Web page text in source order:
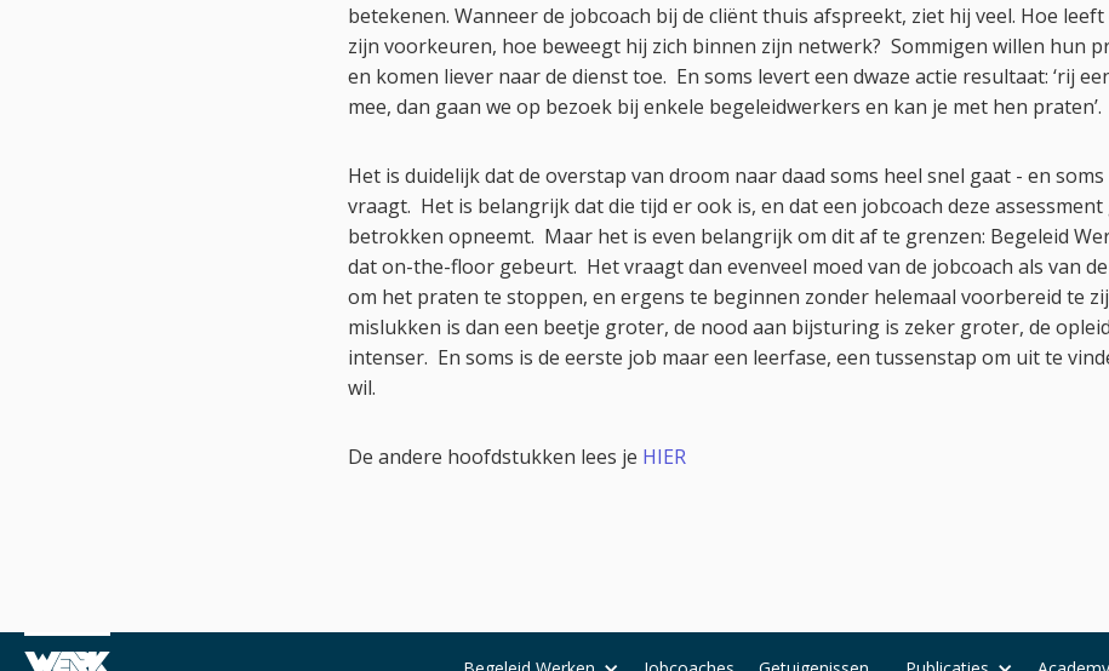
betekenen. Wanneer de jobcoach bij de cliënt thuis afspreekt, ziet hij veel. Hoe
zijn voorkeuren, hoe beweegt hij zich binnen zijn netwerk? Sommigen willen hun
en komen liever naar de dienst toe. En soms levert een dwaze actie resultaat: ‘rij
mee, dan gaan we op bezoek bij enkele begeleidwerkers en kan je met hen praten’.
Het is duidelijk dat de overstap van droom naar daad soms heel snel gaat - en
vraagt. Het is belangrijk dat die tijd er ook is, en dat een jobcoach deze assessment
betrokken opneemt. Maar het is even belangrijk om dit af te grenzen: Begeleid
dat on-the-floor gebeurt. Het vraagt dan evenveel moed van de jobcoach als van
om het praten te stoppen, en ergens te beginnen zonder helemaal voorbereid te
mislukken is dan een beetje groter, de nood aan bijsturing is zeker groter, de
intenser. En soms is de eerste job maar een leerfase, een tussenstap om uit te
wil.
De andere hoofdstukken lees je HIER